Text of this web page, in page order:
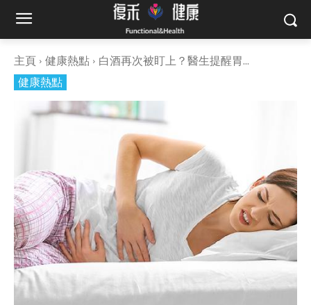
主頁 健康熱點
白酒再次被盯上？醫生提醒胃...
健康熱點